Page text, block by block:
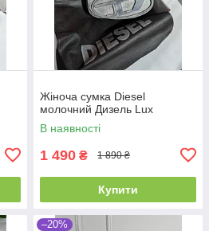
Жіноча сумка Diesel
молочний Дизель Lux
В наявності
1 490 ₴ 1 890 ₴
Купити
–20%